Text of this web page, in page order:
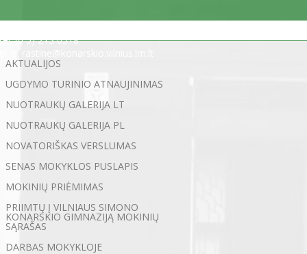
tel. (0 5) 213 0518
AKTUALIJOS
UGDYMO TURINIO ATNAUJINIMAS
NUOTRAUKŲ GALERIJA LT
NUOTRAUKŲ GALERIJA PL
NOVATORIŠKAS VERSLUMAS
SENAS MOKYKLOS PUSLAPIS
MOKINIŲ PRIĖMIMAS
PRIIMTŲ Į VILNIAUS SIMONO
KONARSKIO GIMNAZIJĄ MOKINIŲ
SĄRAŠAS
DARBAS MOKYKLOJE